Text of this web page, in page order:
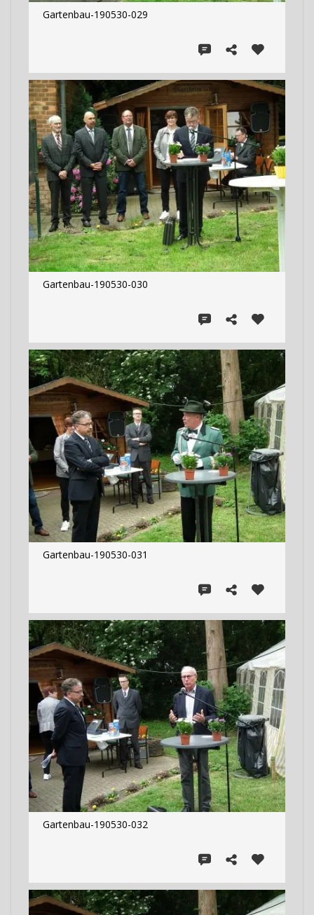
Gartenbau-190530-029
Gartenbau-190530-030
Gartenbau-190530-031
Gartenbau-190530-032